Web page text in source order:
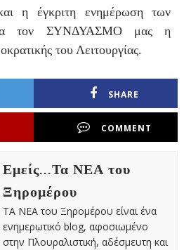
η έγκριτη ενημέρωση των
τον ΣΥΝΔΥΑΣΜΟ μας η
του Λειτουργίας.
SHARE
COMMENT
Εμείς...Τα ΝΕΑ του
Ξηρομέρου
ΤΑ ΝΕΑ του Ξηρομέρου είναι ένα
ενημερωτικό blog, αφοσιωμένο
στην Πλουραλιστική, αδέσμευτη και